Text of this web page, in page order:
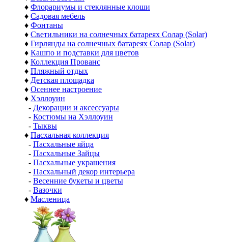
♦ Флорариумы и стеклянные клоши
♦ Садовая мебель
♦ Фонтаны
♦ Светильники на солнечных батареях Солар (Solar)
♦ Гирлянды на солнечных батареях Солар (Solar)
♦ Кашпо и подставки для цветов
♦ Коллекция Прованс
♦ Пляжный отдых
♦ Детская площадка
♦ Осеннее настроение
♦ Хэллоуин
- Декорации и аксессуары
- Костюмы на Хэллоуин
- Тыквы
♦ Пасхальная коллекция
- Пасхальные яйца
- Пасхальные Зайцы
- Пасхальные украшения
- Пасхальный декор интерьера
- Весенние букеты и цветы
- Вазочки
♦ Масленица